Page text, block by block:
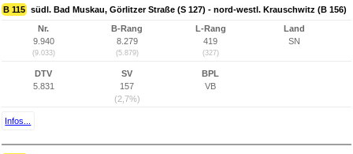
B 115 südl. Bad Muskau, Görlitzer Straße (S 127) - nord-westl. Krauschwitz (B 156)
Nr.
9.940
(9.033)
B-Rang
8.279
(5.879)
L-Rang
419
(327)
Land
SN
DTV
5.831
SV
157
(2,7%)
BPL
VB
Infos...